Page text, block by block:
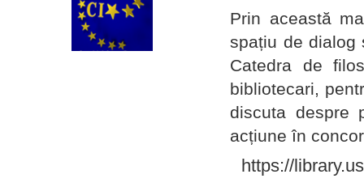
Prin această
spațiu de dialog
Catedra de
bibliotecari,
discuta despre
acțiune în
https://